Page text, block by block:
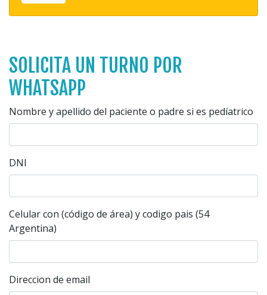
SOLICITA UN TURNO POR
WHATSAPP
Nombre y apellido del paciente o padre si es pedíatrico
DNI
Celular con (código de área) y codigo pais (54
Argentina)
Direccion de email